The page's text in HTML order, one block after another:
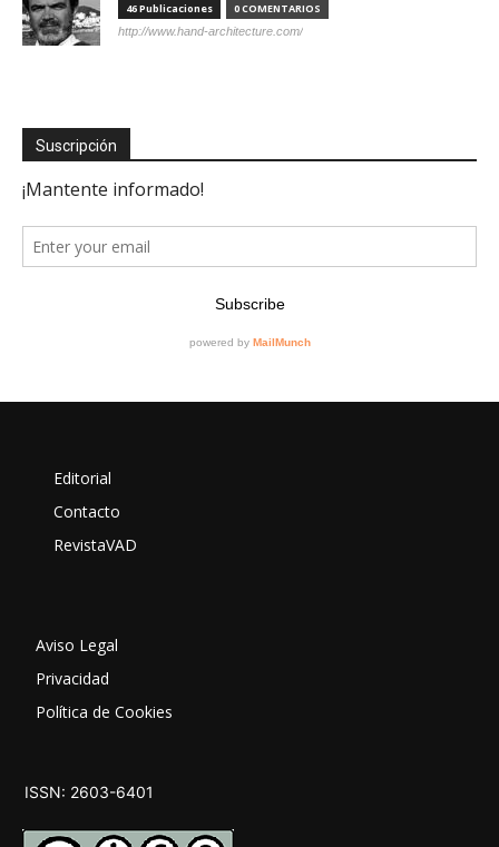
46 Publicaciones 0 COMENTARIOS
http://www.hand-architecture.com/
Suscripción
Editorial
Contacto
RevistaVAD
Aviso Legal
Privacidad
Política de Cookies
ISSN: 2603-6401